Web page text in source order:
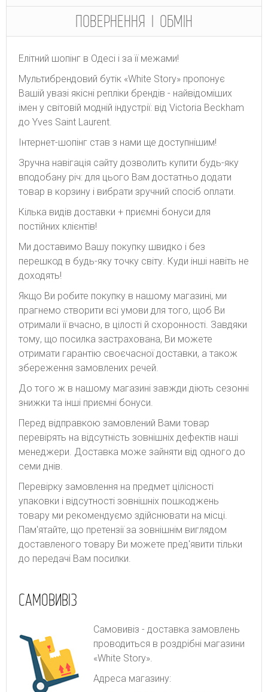
ПОВЕРНЕННЯ І ОБМІН
Елітний шопінг в Одесі і за її межами!
Мультибрендовий бутік «White Story» пропонує
Вашій увазі якісні репліки брендів - найвідоміших
імен у світовій модній індустрії: від Victoria Beckham
до Yves Saint Laurent.
Інтернет-шопінг став з нами ще доступнішим!
Зручна навігація сайту дозволить купити будь-яку
вподобану річ: для цього Вам достатньо додати
товар в корзину і вибрати зручний спосіб оплати.
Кілька видів доставки + приємні бонуси для
постійних клієнтів!
Ми доставимо Вашу покупку швидко і без
перешкод в будь-яку точку світу. Куди інші навіть не
доходять!
Якщо Ви робите покупку в нашому магазині, ми
прагнемо створити всі умови для того, щоб Ви
отримали її вчасно, в цілості й схоронності. Завдяки
тому, що посилка застрахована, Ви можете
отримати гарантію своєчасної доставки, а також
збереження замовлених речей.
До того ж в нашому магазині завжди діють сезонні
знижки та інші приємні бонуси.
Перед відправкою замовлений Вами товар
перевірять на відсутність зовнішніх дефектів наші
менеджери. Доставка може зайняти від одного до
семи днів.
Перевірку замовлення на предмет цілісності
упаковки і відсутності зовнішніх пошкоджень
товару ми рекомендуємо здійснювати на місці.
Пам'ятайте, що претензії за зовнішнім виглядом
доставленого товару Ви можете пред'явити тільки
до передачі Вам посилки.
САМОВИВІЗ
Самовивіз - доставка замовлень
проводиться в роздрібні магазини
«White Story».
Адреса магазину: